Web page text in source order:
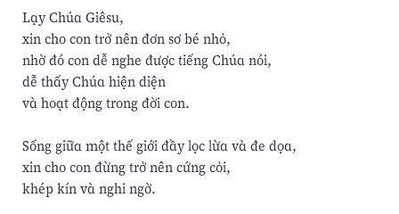
Lạy Chúa Giêsu,
xin cho con trở nên đơn sơ bé nhỏ,
nhờ đó con dễ nghe được tiếng Chúa nói,
dễ thấy Chúa hiện diện
và hoạt động trong đời con.
Sống giữa một thế giới đầy lọc lừa và đe dọa,
xin cho con đừng trở nên cứng cỏi,
khép kín và nghi ngờ.